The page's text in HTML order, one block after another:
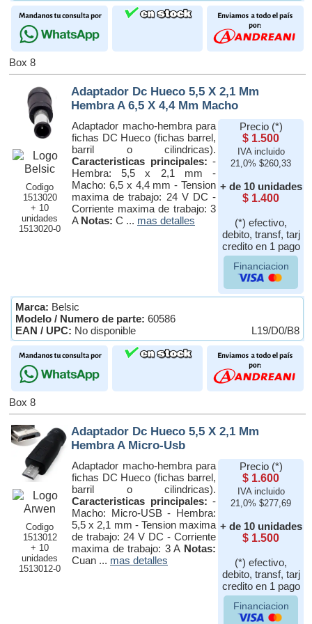
Box 8
Codigo
1513020
+ 10
unidades
1513020-0
Adaptador Dc Hueco 5,5 X 2,1 Mm
Hembra A 6,5 X 4,4 Mm Macho
Adaptador macho-hembra para
fichas DC Hueco (fichas barrel,
barril o cilindricas).
Caracteristicas principales: -
Hembra: 5,5 x 2,1 mm -
Macho: 6,5 x 4,4 mm - Tension
maxima de trabajo: 24 V DC -
Corriente maxima de trabajo: 3
A Notas: C ... mas detalles
Precio (*)
$ 1.500
IVA incluido
21,0% $260,33
+ de 10 unidades
$ 1.400
(*) efectivo,
debito, transf, tarj
credito en 1 pago
Financiacion
Marca: Belsic
Modelo / Numero de parte: 60586
EAN / UPC: No disponible L19/D0/B8
Box 8
Codigo
1513012
+ 10
unidades
1513012-0
Adaptador Dc Hueco 5,5 X 2,1 Mm
Hembra A Micro-Usb
Adaptador macho-hembra para
fichas DC Hueco (fichas barrel,
barril o cilindricas).
Caracteristicas principales: -
Macho: Micro-USB - Hembra:
5,5 x 2,1 mm - Tension maxima
de trabajo: 24 V DC - Corriente
maxima de trabajo: 3 A Notas:
Cuan ... mas detalles
Precio (*)
$ 1.600
IVA incluido
21,0% $277,69
+ de 10 unidades
$ 1.500
(*) efectivo,
debito, transf, tarj
credito en 1 pago
Financiacion